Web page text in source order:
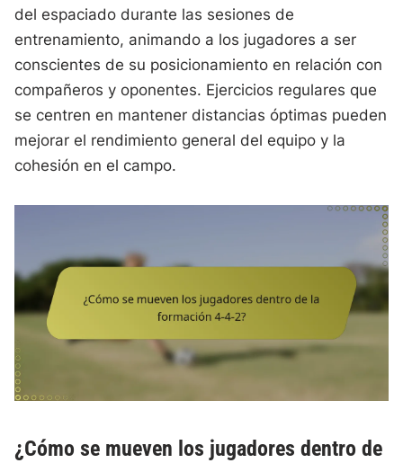
del espaciado durante las sesiones de
entrenamiento, animando a los jugadores a ser
conscientes de su posicionamiento en relación con
compañeros y oponentes. Ejercicios regulares que
se centren en mantener distancias óptimas pueden
mejorar el rendimiento general del equipo y la
cohesión en el campo.
¿Cómo se mueven los jugadores dentro de